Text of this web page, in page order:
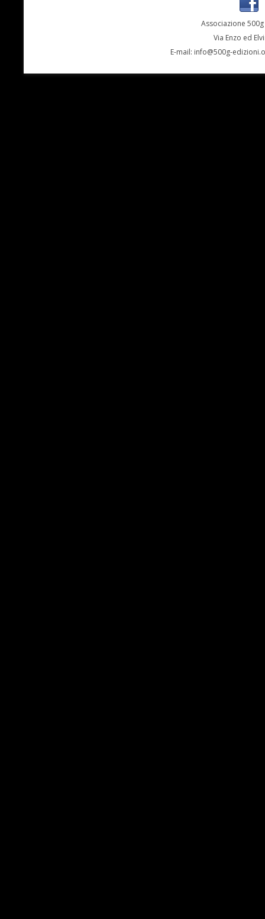
Associazione
Via Enzo ed
E-mail: info@500g-